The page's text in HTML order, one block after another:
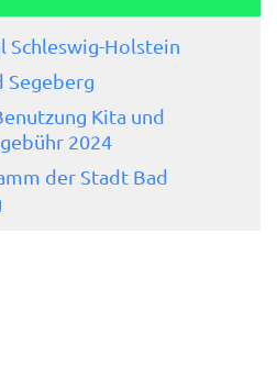
Schleswig-Holstein
Segeberg
Kita und
2024
der Stadt Bad